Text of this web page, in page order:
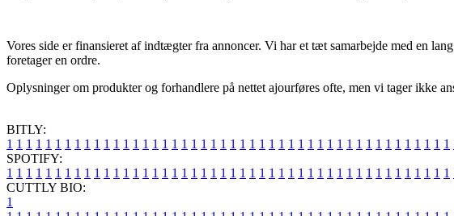
Vores side er finansieret af indtægter fra annoncer. Vi har et tæt samarbejde med en
foretager en ordre.
Oplysninger om produkter og forhandlere på nettet ajourføres ofte, men vi tager ikke
BITLY:
1 1 1 1 1 1 1 1 1 1 1 1 1 1 1 1 1 1 1 1 1 1 1 1 1 1 1 1 1 1 1 1 1 1 1 1 1 1 1 1 1 1 1 1 1 1
SPOTIFY:
1 1 1 1 1 1 1 1 1 1 1 1 1 1 1 1 1 1 1 1 1 1 1 1 1 1 1 1 1 1 1 1 1 1 1 1 1 1 1 1 1 1 1 1 1 1
CUTTLY BIO:
1